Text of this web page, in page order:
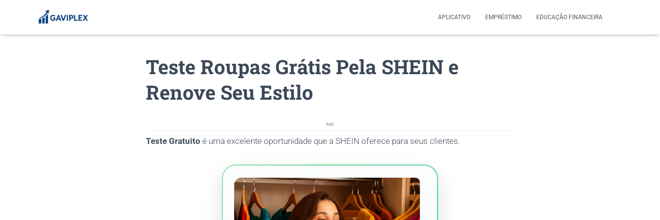
APLICATIVO EMPRÉSTIMO EDUCAÇÃO FINANCEIRA
Teste Roupas Grátis Pela SHEIN e
Renove Seu Estilo
Ads
Teste Gratuito é uma excelente oportunidade que a SHEIN oferece para seus clientes.